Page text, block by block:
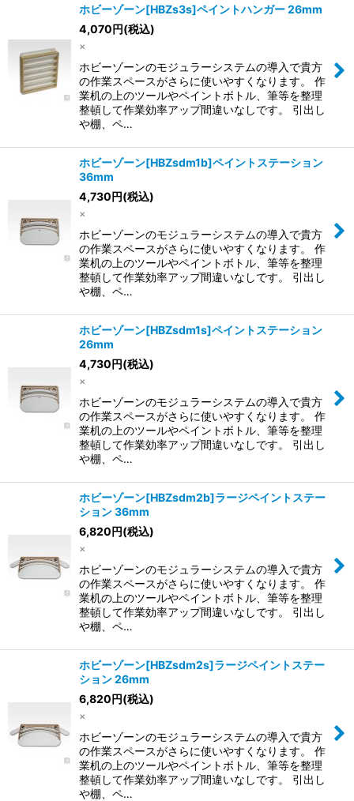
ホビーゾーン[HBZs3s]ペイントハンガー 26mm
4,070円(税込)
×
ホビーゾーンのモジュラーシステムの導入で貴方
の作業スペースがさらに使いやすくなります。 作
業机の上のツールやペイントボトル、筆等を整理
整頓して作業効率アップ間違いなしです。 引出し
や棚、ペ…
ホビーゾーン[HBZsdm1b]ペイントステーション
36mm
4,730円(税込)
×
ホビーゾーンのモジュラーシステムの導入で貴方
の作業スペースがさらに使いやすくなります。 作
業机の上のツールやペイントボトル、筆等を整理
整頓して作業効率アップ間違いなしです。 引出し
や棚、ペ…
ホビーゾーン[HBZsdm1s]ペイントステーション
26mm
4,730円(税込)
×
ホビーゾーンのモジュラーシステムの導入で貴方
の作業スペースがさらに使いやすくなります。 作
業机の上のツールやペイントボトル、筆等を整理
整頓して作業効率アップ間違いなしです。 引出し
や棚、ペ…
ホビーゾーン[HBZsdm2b]ラージペイントステー
ション 36mm
6,820円(税込)
×
ホビーゾーンのモジュラーシステムの導入で貴方
の作業スペースがさらに使いやすくなります。 作
業机の上のツールやペイントボトル、筆等を整理
整頓して作業効率アップ間違いなしです。 引出し
や棚、ペ…
ホビーゾーン[HBZsdm2s]ラージペイントステー
ション 26mm
6,820円(税込)
×
ホビーゾーンのモジュラーシステムの導入で貴方
の作業スペースがさらに使いやすくなります。 作
業机の上のツールやペイントボトル、筆等を整理
整頓して作業効率アップ間違いなしです。 引出し
や棚、ペ…